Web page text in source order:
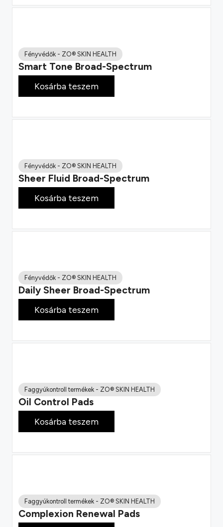
Fényvédők - ZO® SKIN HEALTH
Smart Tone Broad-Spectrum
Kosárba teszem
Fényvédők - ZO® SKIN HEALTH
Sheer Fluid Broad-Spectrum
Kosárba teszem
Fényvédők - ZO® SKIN HEALTH
Daily Sheer Broad-Spectrum
Kosárba teszem
Faggyúkontroll termékek - ZO® SKIN HEALTH
Oil Control Pads
Kosárba teszem
Faggyúkontroll termékek - ZO® SKIN HEALTH
Complexion Renewal Pads